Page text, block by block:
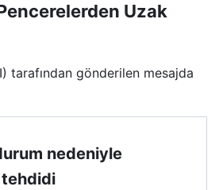
Uzak
tarafından gönderilen mesajda
nedeniyle
tehdidi